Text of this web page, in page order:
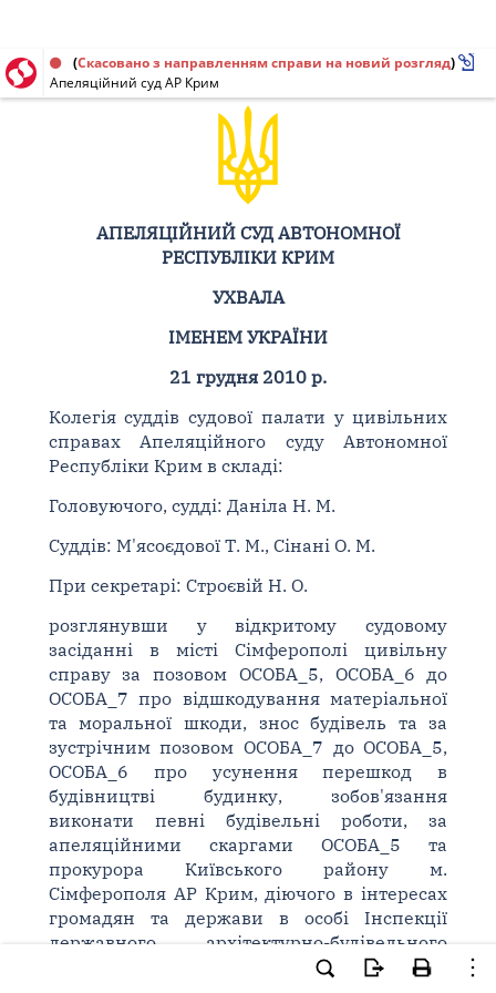
Ухвала від 21.12.2010
(Скасовано з направленням справи на новий розгляд)
Апеляційний суд АР Крим
АПЕЛЯЦІЙНИЙ СУД АВТОНОМНОЇ
РЕСПУБЛІКИ КРИМ
УХВАЛА
ІМЕНЕМ УКРАЇНИ
21 грудня 2010 р.
Колегія суддів судової палати у цивільних
справах Апеляційного суду Автономної
Республіки Крим в складі:
Головуючого, судді: Даніла Н. М.
Суддів: М'ясоєдової Т. М., Сінані О. М.
При секретарі: Строєвій Н. О.
розглянувши у відкритому судовому
засіданні в місті Сімферополі цивільну
справу за позовом ОСОБА_5, ОСОБА_6 до
ОСОБА_7 про відшкодування матеріальної
та моральної шкоди, знос будівель та за
зустрічним позовом ОСОБА_7 до ОСОБА_5,
ОСОБА_6 про усунення перешкод в
будівництві будинку, зобов'язання
виконати певні будівельні роботи, за
апеляційними скаргами ОСОБА_5 та
прокурора Київського району м.
Сімферополя АР Крим, діючого в інтересах
громадян та держави в особі Інспекції
державного архітектурно-будівельного
контролю в АР Крим на рішення Київського